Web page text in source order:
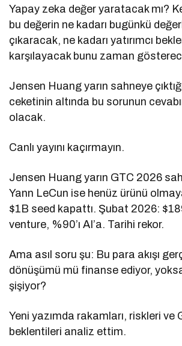
Yapay zeka değer yaratacak mı?
bu değerin ne kadarı bugünkü
çıkaracak, ne kadarı yatırımcı
karşılayacak bunu zaman
Jensen Huang yarın sahneye
ceketinin altında bu sorunun
olacak.
Canlı yayını kaçırmayın.
Jensen Huang yarın GTC 2026
Yann LeCun ise henüz ürünü
$1B seed kapattı. Şubat 2026:
venture, %90’ı AI’a. Tarihi rekor.
Ama asıl soru şu: Bu para akışı
dönüşümü mü finanse ediyor,
şişiyor?
Yeni yazımda rakamları, riskleri ve
beklentileri analiz ettim.